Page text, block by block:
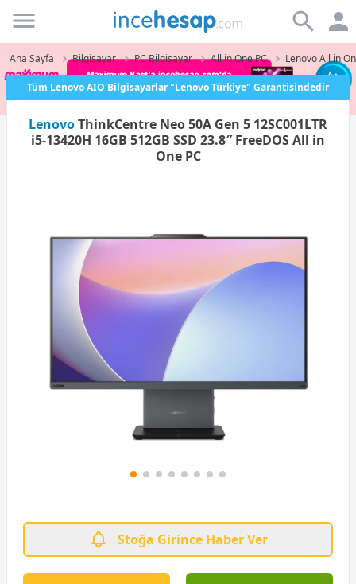
Incehesap
Ana Sayfa Bilgisayar PC Bilgisayar All in One PC Lenovo All in
Tüm Lenovo AIO Bilgisayarlar "Lenovo Türkiye" Garantisindedir
LenovoThinkCentre Neo 50A Gen 5 12SC001LTR
i5-13420H 16GB 512GB SSD 23.8″ FreeDOS All in
One PC
Stoğa Girince Haber Ver